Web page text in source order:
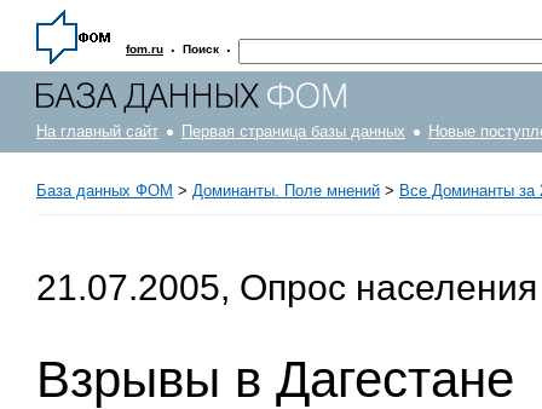
fom.ru · Поиск ·
На главный сайт Первая страница базы данных Новые
База данных ФОМ > Доминанты. Поле мнений > Все Доминанты за
21.07.2005, Опрос населения
Взрывы в Дагестане